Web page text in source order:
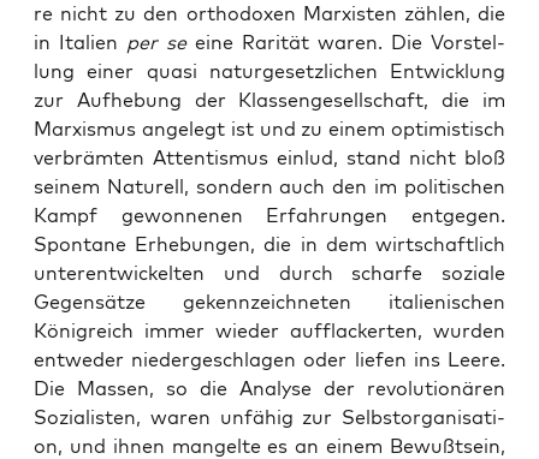
re nicht zu den ortho­do­xen Mar­xis­ten zäh­len, die
in Ita­li­en per seeine Rari­tät waren. Die Vor­stel­
lung einer qua­si natur­ge­setz­li­chen Ent­wick­lung
zur Auf­he­bung der Klas­sen­ge­sell­schaft, die im
Mar­xis­mus ange­legt ist und zu einem opti­mis­tisch
ver­bräm­ten Atten­tis­mus ein­lud, stand nicht bloß
sei­nem Natu­rell, son­dern auch den im poli­ti­schen
Kampf gewon­ne­nen Erfah­run­gen ent­ge­gen.
Spon­ta­ne Erhe­bun­gen, die in dem wirt­schaft­lich
unter­ent­wi­ckel­ten und durch schar­fe sozia­le
Gegen­sät­ze gekenn­zeich­ne­ten ita­lie­ni­schen
König­reich immer wie­der auf­fla­cker­ten, wur­den
ent­we­der nie­der­ge­schla­gen oder lie­fen ins Lee­re.
Die Mas­sen, so die Ana­ly­se der revo­lu­tio­nä­ren
Sozia­lis­ten, waren unfä­hig zur Selbst­or­ga­ni­sa­ti­
on, und ihnen man­gel­te es an einem Bewußt­sein,